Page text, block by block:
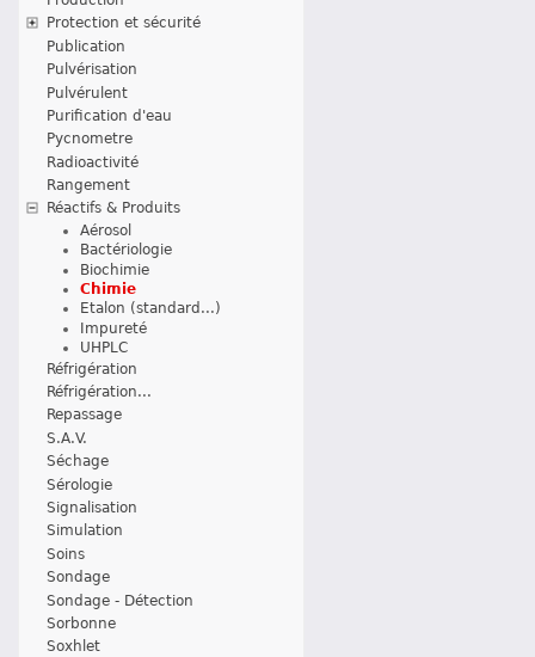
Protection et sécurité
Publication
Pulvérisation
Pulvérulent
Purification d'eau
Pycnometre
Radioactivité
Rangement
Réactifs & Produits
Aérosol
Bactériologie
Biochimie
Chimie
Etalon (standard...)
Impureté
UHPLC
Réfrigération
Réfrigération...
Repassage
S.A.V.
Séchage
Sérologie
Signalisation
Simulation
Soins
Sondage
Sondage - Détection
Sorbonne
Soxhlet